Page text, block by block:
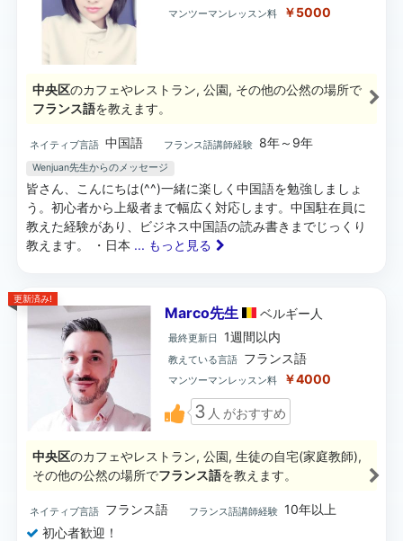
マンツーマンレッスン料 ￥5000
中央区のカフェやレストラン, 公園, その他の公然の場所で
フランス語を教えます。
ネイティブ言語 中国語 フランス語講師経験 8年～9年
Wenjuan先生からのメッセージ
皆さん、こんにちは(^^)一緒に楽しく中国語を勉強しましょ
う。初心者から上級者まで幅広く対応します。中国駐在員に
教えた経験があり、ビジネス中国語の読み書きまでじっくり
教えます。 ・日本 ... もっと見る
更新済み!
Marco先生 ベルギー 人
最終更新日 1週間以内
教えている言語 フランス語
マンツーマンレッスン料 ￥4000
3 人 がおすすめ
中央区のカフェやレストラン, 公園, 生徒の自宅(家庭教師),
その他の公然の場所でフランス語を教えます。
ネイティブ言語 フランス語 フランス語講師経験 10年以上
初心者歓迎！